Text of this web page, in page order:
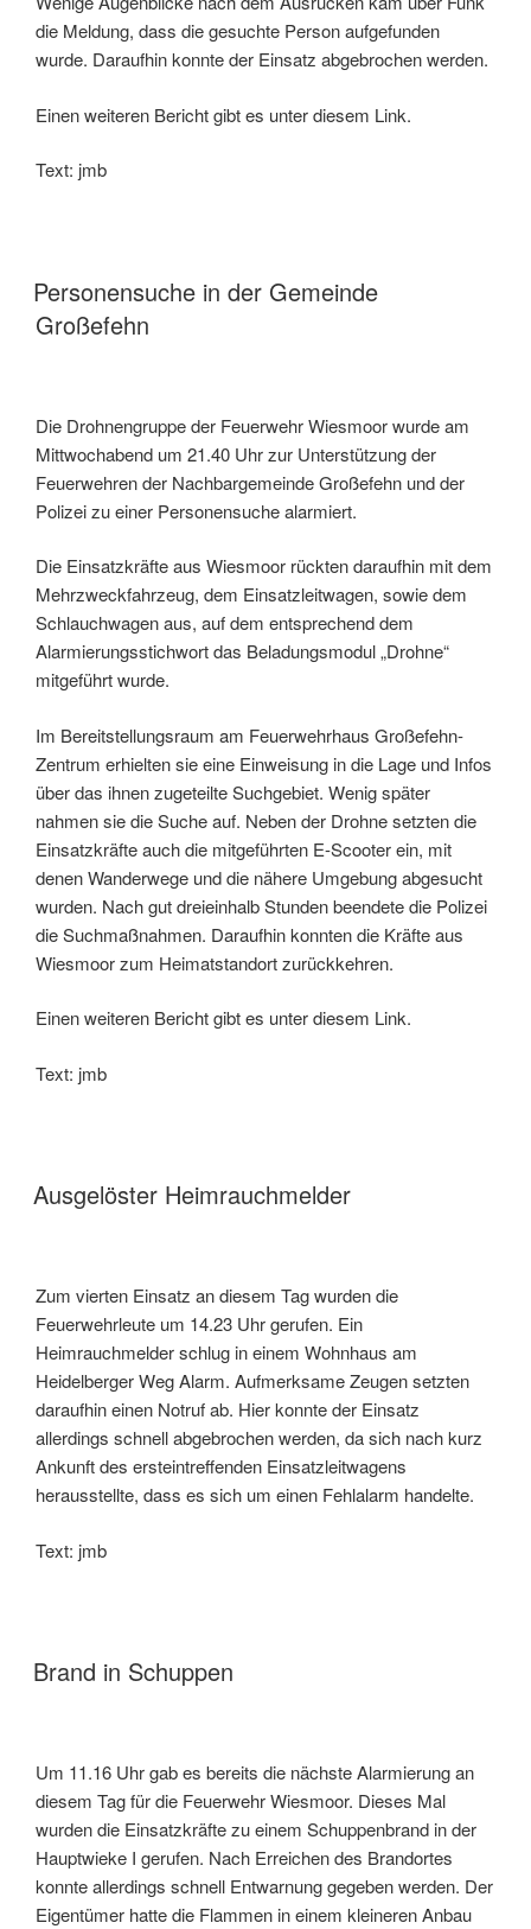
die Meldung, dass die gesuchte Person aufgefunden
wurde. Daraufhin konnte der Einsatz abgebrochen werden.
Einen weiteren Bericht gibt es unter diesem Link.
Text: jmb
Personensuche in der Gemeinde
Großefehn
Die Drohnengruppe der Feuerwehr Wiesmoor wurde am
Mittwochabend um 21.40 Uhr zur Unterstützung der
Feuerwehren der Nachbargemeinde Großefehn und der
Polizei zu einer Personensuche alarmiert.
Die Einsatzkräfte aus Wiesmoor rückten daraufhin mit dem
Mehrzweckfahrzeug, dem Einsatzleitwagen, sowie dem
Schlauchwagen aus, auf dem entsprechend dem
Alarmierungsstichwort das Beladungsmodul „Drohne“
mitgeführt wurde.
Im Bereitstellungsraum am Feuerwehrhaus Großefehn-
Zentrum erhielten sie eine Einweisung in die Lage und Infos
über das ihnen zugeteilte Suchgebiet. Wenig später
nahmen sie die Suche auf. Neben der Drohne setzten die
Einsatzkräfte auch die mitgeführten E-Scooter ein, mit
denen Wanderwege und die nähere Umgebung abgesucht
wurden. Nach gut dreieinhalb Stunden beendete die Polizei
die Suchmaßnahmen. Daraufhin konnten die Kräfte aus
Wiesmoor zum Heimatstandort zurückkehren.
Einen weiteren Bericht gibt es unter diesem Link.
Text: jmb
Ausgelöster Heimrauchmelder
Zum vierten Einsatz an diesem Tag wurden die
Feuerwehrleute um 14.23 Uhr gerufen. Ein
Heimrauchmelder schlug in einem Wohnhaus am
Heidelberger Weg Alarm. Aufmerksame Zeugen setzten
daraufhin einen Notruf ab. Hier konnte der Einsatz
allerdings schnell abgebrochen werden, da sich nach kurz
Ankunft des ersteintreffenden Einsatzleitwagens
herausstellte, dass es sich um einen Fehlalarm handelte.
Text: jmb
Brand in Schuppen
Um 11.16 Uhr gab es bereits die nächste Alarmierung an
diesem Tag für die Feuerwehr Wiesmoor. Dieses Mal
wurden die Einsatzkräfte zu einem Schuppenbrand in der
Hauptwieke I gerufen. Nach Erreichen des Brandortes
konnte allerdings schnell Entwarnung gegeben werden. Der
Eigentümer hatte die Flammen in einem kleineren Anbau